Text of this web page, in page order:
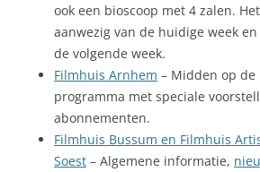
ook een bioscoop met 4 zalen.
aanwezig van de huidige week
de volgende week.
Filmhuis Arnhem – Midden op
programma met speciale
abonnementen.
Filmhuis Bussum en Filmhuis
Soest – Algemene informatie,